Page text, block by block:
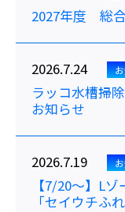
2027年度 総
2026.7.24
ラッコ水槽掃
お知らせ
2026.7.19
【7/20～】L
「セイウチふ